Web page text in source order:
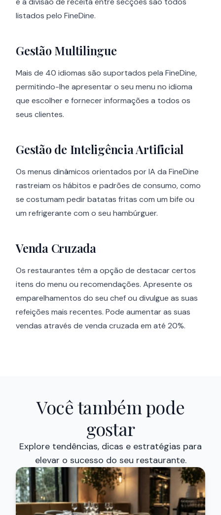
listados pelo FineDine.
Gestão Multilingue
Mais de 40 idiomas são suportados pela FineDine,
permitindo-lhe apresentar o seu menu no idioma
que escolher e fornecer informações a todos os
seus clientes.
Gestão de Inteligência Artificial
Os menus dinâmicos orientados por IA da FineDine
rastreiam os hábitos e padrões de consumo, como
se costumam pedir batatas fritas com um bife ou
um refrigerante com o seu hambúrguer.
Venda Cruzada
Os restaurantes têm a opção de destacar certos
itens do menu ou recomendações. Apresente os
emparelhamentos do seu chef ou divulgue as suas
refeições mais recentes. Pode aumentar as suas
vendas através de venda cruzada em até 20%.
Você também pode
gostar
Explore tendências, dicas e estratégias para
elevar o sucesso do seu restaurante.